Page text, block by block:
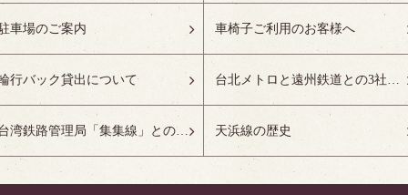
車場のご案内 車椅子ご利用のお客様へ
行バック貸出について 台北メトロと遠州鉄道との3社友好協定について
台湾鉄路管理局「集集線」との姉妹鉄道協定について 天浜線の歴史